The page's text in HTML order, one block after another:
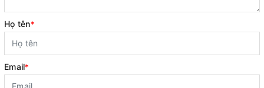
Họ tên*
Email*